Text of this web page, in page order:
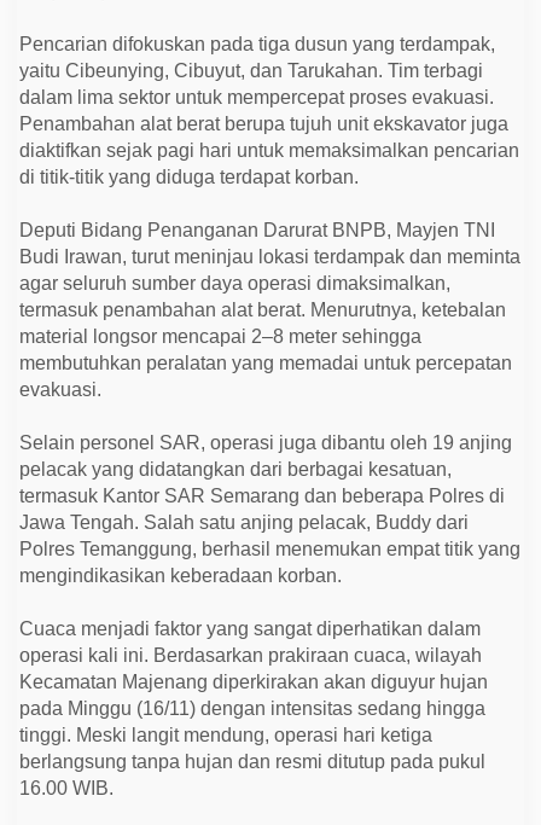
n
g
Pencarian difokuskan pada tiga dusun yang terdampak,
yaitu Cibeunying, Cibuyut, dan Tarukahan. Tim terbagi
dalam lima sektor untuk mempercepat proses evakuasi.
Penambahan alat berat berupa tujuh unit ekskavator juga
diaktifkan sejak pagi hari untuk memaksimalkan pencarian
di titik-titik yang diduga terdapat korban.
Deputi Bidang Penanganan Darurat BNPB, Mayjen TNI
Budi Irawan, turut meninjau lokasi terdampak dan meminta
agar seluruh sumber daya operasi dimaksimalkan,
termasuk penambahan alat berat. Menurutnya, ketebalan
material longsor mencapai 2–8 meter sehingga
membutuhkan peralatan yang memadai untuk percepatan
evakuasi.
Selain personel SAR, operasi juga dibantu oleh 19 anjing
pelacak yang didatangkan dari berbagai kesatuan,
termasuk Kantor SAR Semarang dan beberapa Polres di
Jawa Tengah. Salah satu anjing pelacak, Buddy dari
Polres Temanggung, berhasil menemukan empat titik yang
mengindikasikan keberadaan korban.
Cuaca menjadi faktor yang sangat diperhatikan dalam
operasi kali ini. Berdasarkan prakiraan cuaca, wilayah
Kecamatan Majenang diperkirakan akan diguyur hujan
pada Minggu (16/11) dengan intensitas sedang hingga
tinggi. Meski langit mendung, operasi hari ketiga
berlangsung tanpa hujan dan resmi ditutup pada pukul
16.00 WIB.